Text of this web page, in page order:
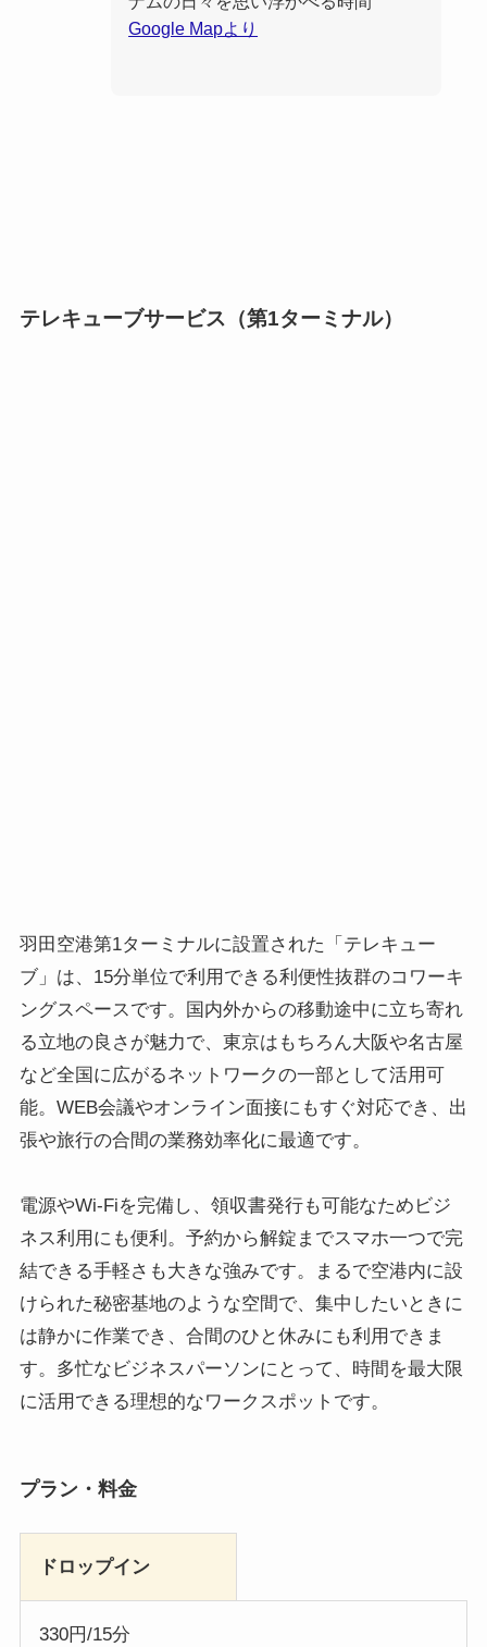
Google Mapより
テレキューブサービス（第1ターミナル）
羽田空港第1ターミナルに設置された「テレキュー
ブ」は、15分単位で利用できる利便性抜群のコワーキ
ングスペースです。国内外からの移動途中に立ち寄れ
る立地の良さが魅力で、東京はもちろん大阪や名古屋
など全国に広がるネットワークの一部として活用可
能。WEB会議やオンライン面接にもすぐ対応でき、出
張や旅行の合間の業務効率化に最適です。
電源やWi-Fiを完備し、領収書発行も可能なためビジ
ネス利用にも便利。予約から解錠までスマホ一つで完
結できる手軽さも大きな強みです。まるで空港内に設
けられた秘密基地のような空間で、集中したいときに
は静かに作業でき、合間のひと休みにも利用できま
す。多忙なビジネスパーソンにとって、時間を最大限
に活用できる理想的なワークスポットです。
プラン・料金
ドロップイン
330円/15分